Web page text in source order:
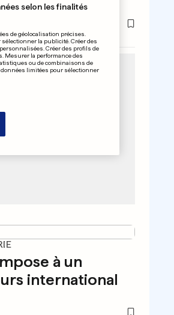
à un
international
selon les finalités
de géolocalisation précises.
la publicité. Créer des
Créer des profils de
la performance des
ou de combinaisons de
limitées pour sélectionner